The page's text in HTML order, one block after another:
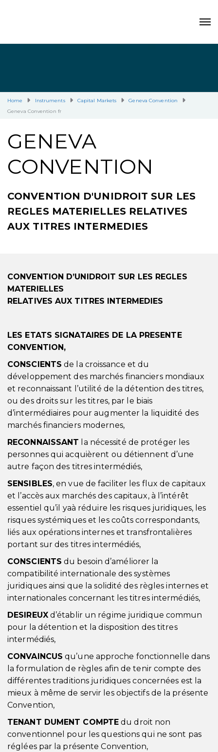
Home Instruments Capital Markets
Geneva Convention
Geneva Convention fr
GENEVA
CONVENTION
CONVENTION D'UNIDROIT SUR LES
REGLES MATERIELLES RELATIVES
AUX TITRES INTERMEDIES
CONVENTION D’UNIDROIT SUR LES REGLES
MATERIELLES
RELATIVES AUX TITRES INTERMEDIES
LES ETATS SIGNATAIRES DE LA PRESENTE
CONVENTION,
CONSCIENTS de la croissance et du
développement des marchés financiers mondiaux
et reconnaissant l’utilité de la détention des titres,
ou des droits sur les titres, par le biais
d’intermédiaires pour augmenter la liquidité des
marchés financiers modernes,
RECONNAISSANT la nécessité de protéger les
personnes qui acquièrent ou détiennent d’une
autre façon des titres intermédiés,
SENSIBLES, en vue de faciliter les flux de capitaux
et l’accès aux marchés des capitaux, à l’intérêt
essentiel qu’il yaà réduire les risques juridiques, les
risques systémiques et les coûts correspondants,
liés aux opérations internes et transfrontalières
portant sur des titres intermédiés,
CONSCIENTS du besoin d’améliorer la
compatibilité internationale des systèmes
juridiques ainsi que la solidité des règles internes et
internationales concernant les titres intermédiés,
DESIREUXd’établir un régime juridique commun
pour la détention et la disposition des titres
intermédiés,
CONVAINCUS qu’une approche fonctionnelle dans
la formulation de règles afin de tenir compte des
différentes traditions juridiques concernées est la
mieux à même de servir les objectifs de la présente
Convention,
TENANT DUMENT COMPTE du droit non
conventionnel pour les questions qui ne sont pas
réglées par la présente Convention,